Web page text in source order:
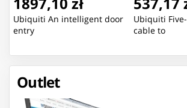
Ubiquiti An intelligent door
entry
Ubiquiti
cable to
Outlet